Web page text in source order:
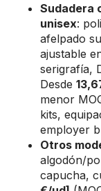
Sudadera
unisex:
afelpado
ajustable
serigrafía,
Desde
menor
kits,
employer
Otros
algodón/
capucha,